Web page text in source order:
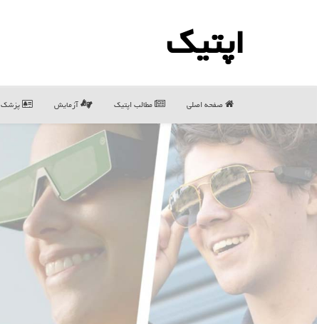
اپتیك
صفحه اصلی مطالب اپتیك آزمایش پزشک